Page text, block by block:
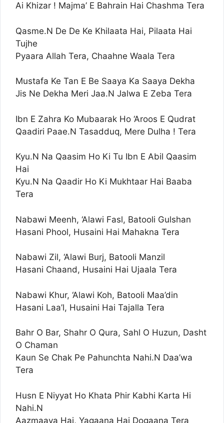
Ai Khizar ! Majma’ E Bahrain Hai Chashma Tera
Qasme.N De De Ke Khilaata Hai, Pilaata Hai
Tujhe
Pyaara Allah Tera, Chaahne Waala Tera
Mustafa Ke Tan E Be Saaya Ka Saaya Dekha
Jis Ne Dekha Meri Jaa.N Jalwa E Zeba Tera
Ibn E Zahra Ko Mubaarak Ho ‘Aroos E Qudrat
Qaadiri Paae.N Tasadduq, Mere Dulha ! Tera
Kyu.N Na Qaasim Ho Ki Tu Ibn E Abil Qaasim
Hai
Kyu.N Na Qaadir Ho Ki Mukhtaar Hai Baaba
Tera
Nabawi Meenh, ‘Alawi Fasl, Batooli Gulshan
Hasani Phool, Husaini Hai Mahakna Tera
Nabawi Zil, ‘Alawi Burj, Batooli Manzil
Hasani Chaand, Husaini Hai Ujaala Tera
Nabawi Khur, ‘Alawi Koh, Batooli Maa’din
Hasani Laa’l, Husaini Hai Tajalla Tera
Bahr O Bar, Shahr O Qura, Sahl O Huzun, Dasht
O Chaman
Kaun Se Chak Pe Pahunchta Nahi.N Daa’wa
Tera
Husn E Niyyat Ho Khata Phir Kabhi Karta Hi
Nahi.N
Aazmaaya Hai, Yagaana Hai Dogaana Tera